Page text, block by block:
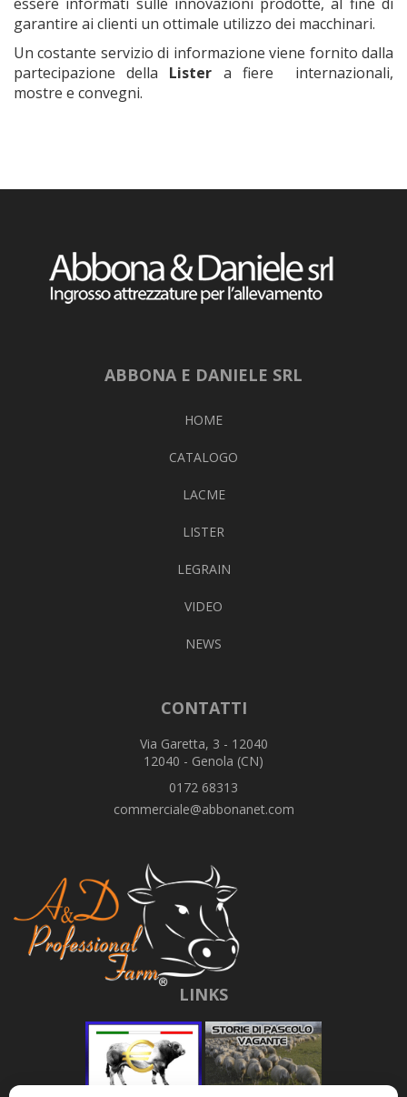
garantire ai clienti un ottimale utilizzo dei macchinari.
Un costante servizio di informazione viene fornito dalla
partecipazione della Lister a fiere internazionali,
mostre e convegni.
ABBONA E DANIELE SRL
HOME
CATALOGO
LACME
LISTER
LEGRAIN
VIDEO
NEWS
CONTATTI
Via Garetta, 3 - 12040
12040 - Genola (CN)
0172 68313
commerciale@abbonanet.com
LINKS